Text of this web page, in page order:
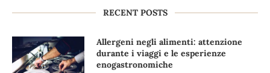
RECENT POSTS
Allergeni negli alimenti: attenzione
durante i viaggi e le esperienze
enogastronomiche